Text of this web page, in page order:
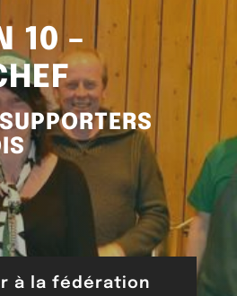
10 –
à la fédération